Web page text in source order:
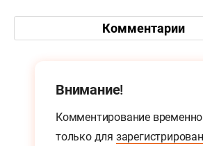
Комментарии
Внимание!
Комментирование
только для